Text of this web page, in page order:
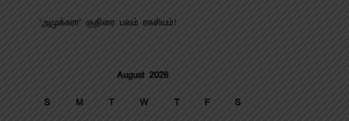
‘அமுக்கரா’ குதிரை பலம் ரகசியம்!
August 2026
S M T W T F S